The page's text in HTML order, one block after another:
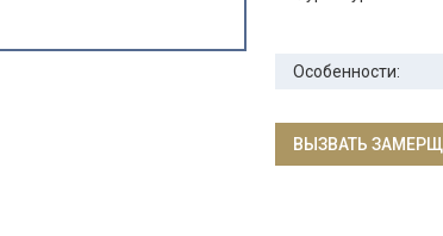
Особенности:
ВЫЗВАТЬ